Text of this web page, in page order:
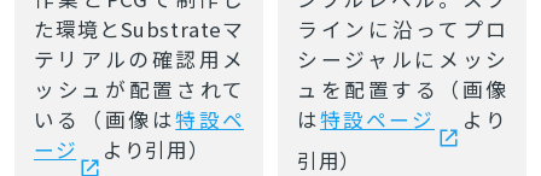
た環境とSubstrateマ
テリアルの確認用メ
ッシュが配置されて
いる（画像は特設ペ
ージ
より引用）
ラインに沿ってプロ
シージャルにメッシ
ュを配置する（画像
は特設ページ
より
引用）